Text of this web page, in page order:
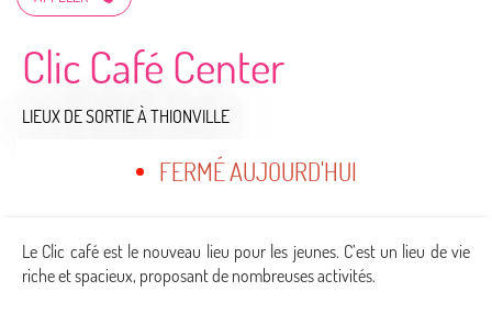
Clic Café Center
LIEUX DE SORTIEÀ THIONVILLE
FERMÉ AUJOURD'HUI
Le Clic café est le nouveau lieu pour les jeunes. C’est un lieu de vie
riche et spacieux, proposant de nombreuses activités.